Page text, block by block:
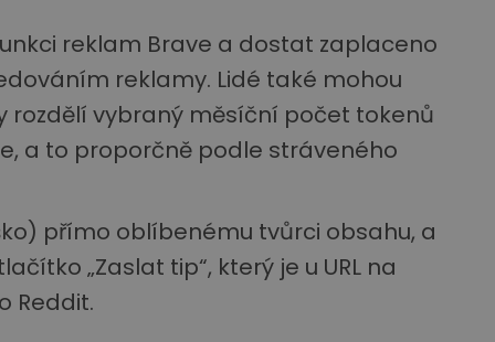
reklam Brave a dostat zaplaceno
reklamy. Lidé také mohou
vybraný měsíční počet tokenů
a to proporčně podle stráveného
přímo oblíbenému tvůrci obsahu, a
„Zaslat tip“, který je u URL na
Reddit.